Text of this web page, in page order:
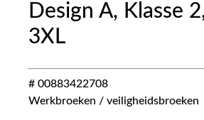
Design A, Klasse
3XL
# 00883422708
Werkbroeken / veiligheidsbroeken